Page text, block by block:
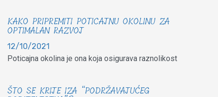
KAKO PRIPREMITI POTICAJNU OKOLINU ZA
OPTIMALAN RAZVOJ
12/10/2021
Poticajna okolina je ona koja osigurava raznolikost
ŠTO SE KRIJE IZA “PODRŽAVAJUĆEG